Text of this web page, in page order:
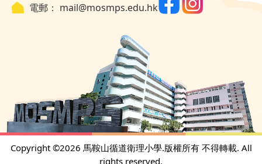
電郵： mail@mosmps.edu.hk
Copyright ©2026 馬鞍山循道衛理小學.版權所有 不得轉載. All
rights reserved.